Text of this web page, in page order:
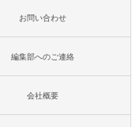
お問い合わせ
編集部へのご連絡
会社概要